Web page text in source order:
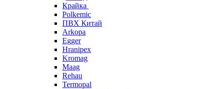
Крайка
Polkemic
ПВХ Китай
Arkopa
Egger
Hranipex
Kromag
Maag
Rehau
Termopal